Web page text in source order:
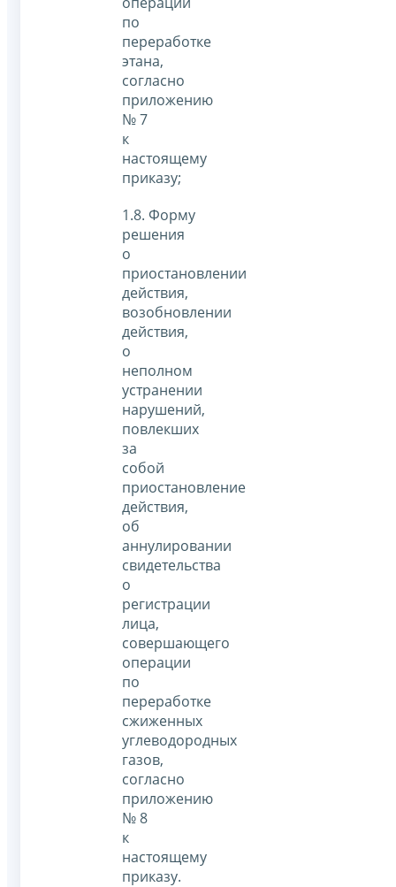
по
переработке
этана,
согласно
приложению
№ 7
к
настоящему
приказу;
1.8. Форму
решения
о
приостановлении
действия,
возобновлении
действия,
о
неполном
устранении
нарушений,
повлекших
за
собой
приостановление
действия,
об
аннулировании
свидетельства
о
регистрации
лица,
совершающего
операции
по
переработке
сжиженных
углеводородных
газов,
согласно
приложению
№ 8
к
настоящему
приказу.